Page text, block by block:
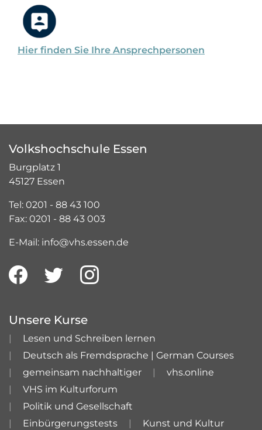
Hier finden Sie Ihre Ansprechpersonen
Volkshochschule Essen
Burgplatz 1
45127 Essen
Tel: 0201 - 88 43 100
Fax: 0201 - 88 43 003
E-Mail: info@vhs.essen.de
Unsere Kurse
Lesen und Schreiben lernen
Deutsch als Fremdsprache | German Courses
gemeinsam nachhaltiger
vhs.online
VHS im Kulturforum
Politik und Gesellschaft
Einbürgerungstests
Kunst und Kultur